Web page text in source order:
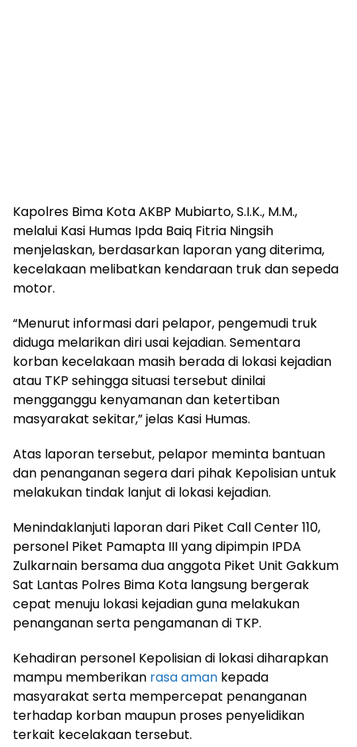
Kapolres Bima Kota AKBP Mubiarto, S.I.K., M.M.,
melalui Kasi Humas Ipda Baiq Fitria Ningsih
menjelaskan, berdasarkan laporan yang diterima,
kecelakaan melibatkan kendaraan truk dan sepeda
motor.
“Menurut informasi dari pelapor, pengemudi truk
diduga melarikan diri usai kejadian. Sementara
korban kecelakaan masih berada di lokasi kejadian
atau TKP sehingga situasi tersebut dinilai
mengganggu kenyamanan dan ketertiban
masyarakat sekitar,” jelas Kasi Humas.
Atas laporan tersebut, pelapor meminta bantuan
dan penanganan segera dari pihak Kepolisian untuk
melakukan tindak lanjut di lokasi kejadian.
Menindaklanjuti laporan dari Piket Call Center 110,
personel Piket Pamapta III yang dipimpin IPDA
Zulkarnain bersama dua anggota Piket Unit Gakkum
Sat Lantas Polres Bima Kota langsung bergerak
cepat menuju lokasi kejadian guna melakukan
penanganan serta pengamanan di TKP.
Kehadiran personel Kepolisian di lokasi diharapkan
mampu memberikan rasa aman kepada
masyarakat serta mempercepat penanganan
terhadap korban maupun proses penyelidikan
terkait kecelakaan tersebut.